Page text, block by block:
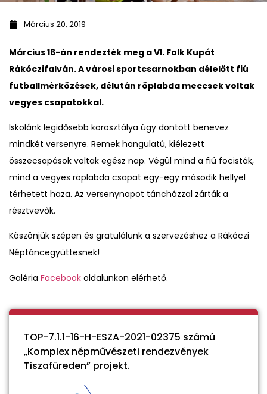
Március 20, 2019
Március 16-án rendezték meg a VI. Folk Kupát
Rákóczifalván. A városi sportcsarnokban délelőtt fiú
futballmérközések, délután röplabda meccsek voltak
vegyes csapatokkal.
Iskolánk legidősebb korosztálya úgy döntött benevez
mindkét versenyre. Remek hangulatú, kiélezett
összecsapások voltak egész nap. Végül mind a fiú focisták,
mind a vegyes röplabda csapat egy-egy második hellyel
térhetett haza. Az versenynapot táncházzal zárták a
résztvevők.
Köszönjük szépen és gratulálunk a szervezéshez a Rákóczi
Néptáncegyüttesnek!
Galéria Facebook oldalunkon elérhető.
TOP-7.1.1-16-H-ESZA-2021-02375 számú
„Komplex népművészeti rendezvények
Tiszafüreden” projekt.